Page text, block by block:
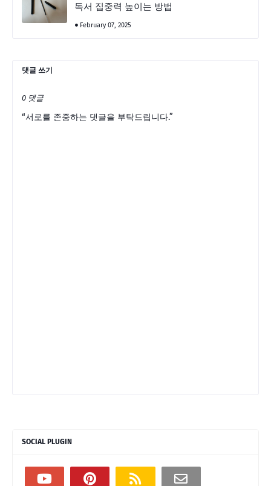
독서 집중력 높이는 방법
February 07, 2025
댓글 쓰기
0 댓글
“서로를 존중하는 댓글을 부탁드립니다.”
SOCIAL PLUGIN